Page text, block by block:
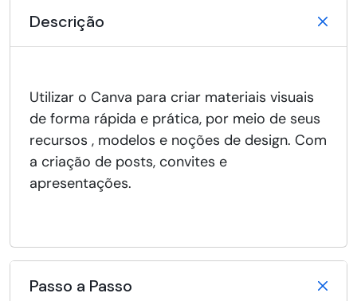
Descrição
Utilizar o Canva para criar materiais visuais
de forma rápida e prática, por meio de seus
recursos , modelos e noções de design. Com
a criação de posts, convites e
apresentações.
Passo a Passo